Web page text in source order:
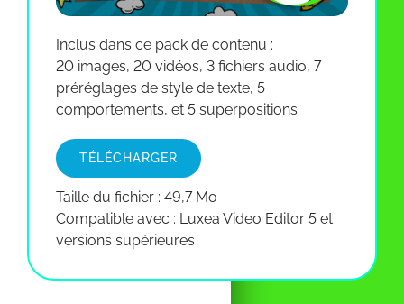
Inclus dans ce pack de contenu :
20 images, 20 vidéos, 3 fichiers audio, 7
préréglages de style de texte, 5
comportements, et 5 superpositions
TÉLÉCHARGER
Taille du fichier : 49,7 Mo
Compatible avec : Luxea Video Editor 5 et
versions supérieures